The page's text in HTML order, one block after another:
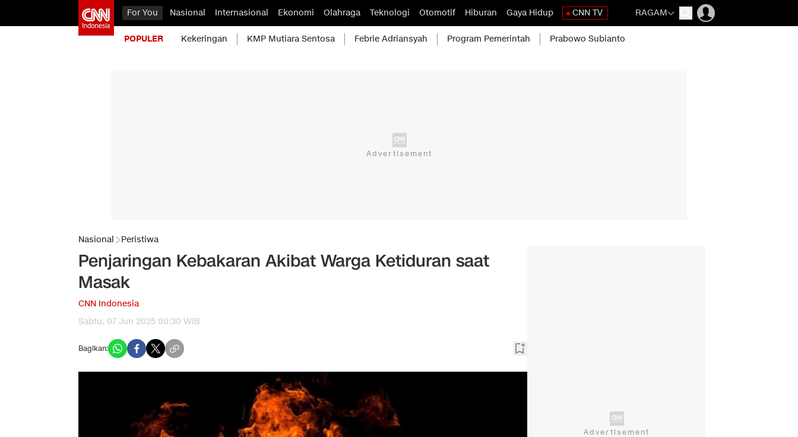
For You Nasional Internasional Ekonomi Olahraga Teknologi Otomotif Hiburan Gaya Hidup CNN TV RAGAM
POPULER Kekeringan KMP Mutiara Sentosa Febrie Adriansyah Program Pemerintah Prabowo Subianto
Nasional Peristiwa
Penjaringan Kebakaran Akibat Warga Ketiduran saat
Masak
CNN Indonesia
Sabtu, 07 Jun 2025 00:30 WIB
Bagikan: